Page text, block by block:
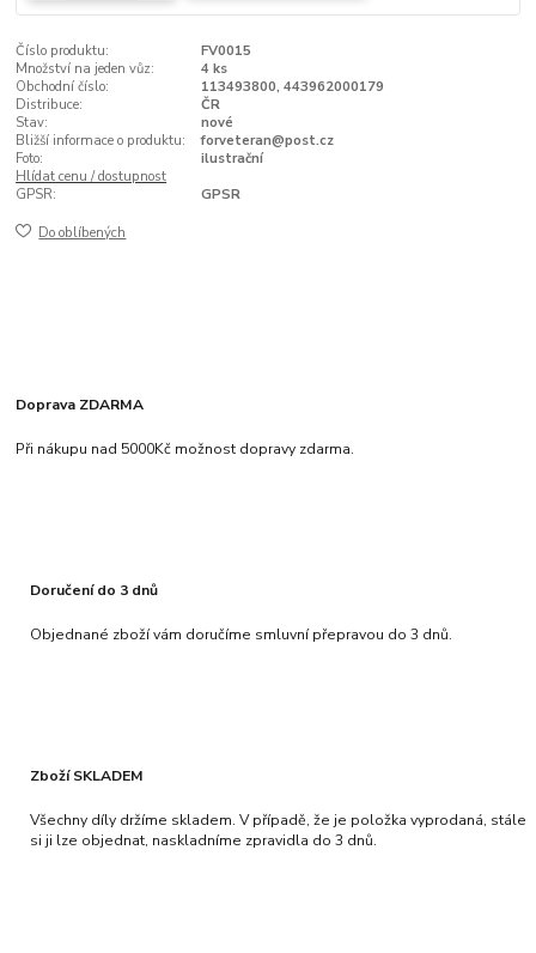
Číslo produktu:
FV0015
Množství na jeden vůz:
4 ks
Obchodní číslo:
113493800, 443962000179
Distribuce:
ČR
Stav:
nové
Bližší informace o produktu:
forveteran@post.cz
Foto:
ilustrační
Hlídat cenu / dostupnost
GPSR:
GPSR
Do oblíbených
Doprava ZDARMA
Při nákupu nad 5000Kč možnost dopravy zdarma.
Doručení do 3 dnů
Objednané zboží vám doručíme smluvní přepravou do 3 dnů.
Zboží SKLADEM
Všechny díly držíme skladem. V případě, že je položka vyprodaná, stále
si ji lze objednat, naskladníme zpravidla do 3 dnů.